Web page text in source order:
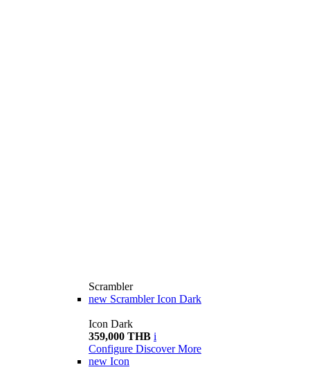
Scrambler
new Scrambler Icon Dark
Icon Dark
359,000 THB i
Configure Discover More
new Icon